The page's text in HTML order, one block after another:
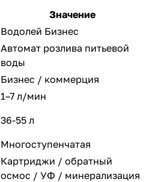
Значение
Водолей Бизнес
Автомат розлива питьевой
воды
Бизнес / коммерция
1–7 л/мин
36-55 л
Многоступенчатая
Картриджи / обратный
осмос / УФ / минерализация